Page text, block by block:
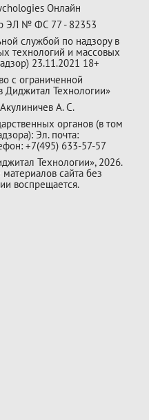
Онлайн
ЭЛ № ФС 77 - 82353
службой по надзору в
технологий и массовых
23.11.2021 18+
с ограниченной
Диджитал Технологии»
А. С.
органов (в том
Эл. почта:
+7(495) 633-57-57
Технологии», 2026.
сайта без
воспрещается.